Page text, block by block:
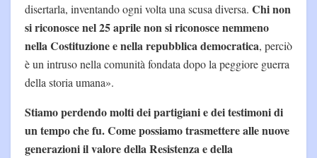
disertarla, inventando ogni volta una scusa diversa. Chi non
si riconosce nel 25 aprile non si riconosce nemmeno
nella Costituzione e nella repubblica democratica, perciò
è un intruso nella comunità fondata dopo la peggiore guerra
della storia umana».
Stiamo perdendo molti dei partigiani e dei testimoni di
un tempo che fu. Come possiamo trasmettere alle nuove
generazioni il valore della Resistenza e della